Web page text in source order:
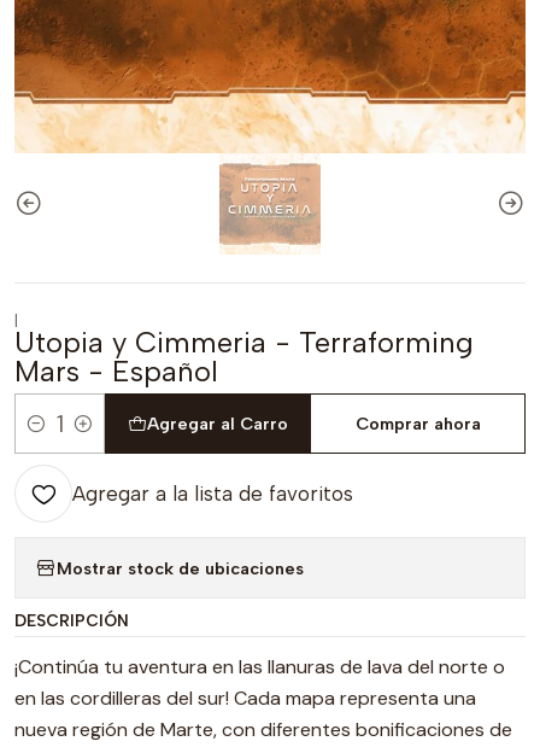
|
Utopia y Cimmeria - Terraforming
Mars - Español
Cantidad
Agregar al Carro Comprar ahora
Agregar a la lista de favoritos
Mostrar stock de ubicaciones
DESCRIPCIÓN
¡Continúa tu aventura en las llanuras de lava del norte o
en las cordilleras del sur! Cada mapa representa una
nueva región de Marte, con diferentes bonificaciones de